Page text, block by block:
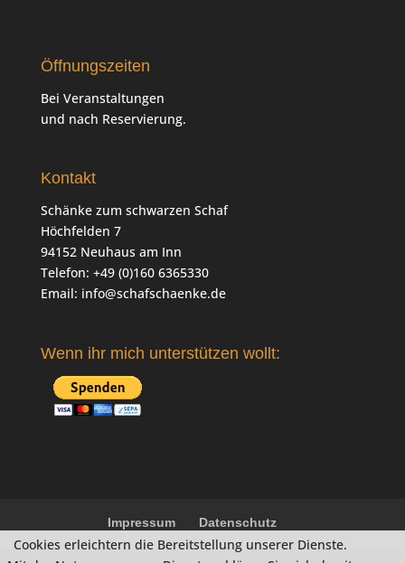
Öffnungszeiten
Bei Veranstaltungen
und nach Reservierung.
Kontakt
Schänke zum schwarzen Schaf
Höchfelden 7
94152 Neuhaus am Inn
Telefon: +49 (0)160 6365330
Email: info@schafschaenke.de
Wenn ihr mich unterstützen wollt:
Impressum Datenschutz
Cookies erleichtern die Bereitstellung unserer Dienste.